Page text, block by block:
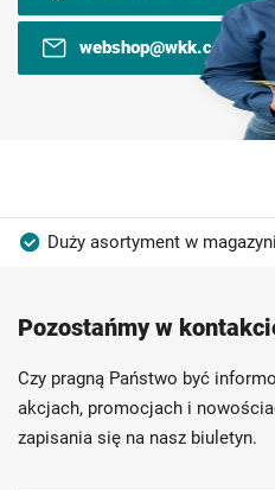
webshop@wkk.com.pl
Duży asortyment w
Szybka dostawa
Ponad 40 lat doświadczenia
Możliwość własnego
Pozostańmy w
Czy pragną Państwo być
akcjach, promocjach i
zapisania się na nasz biuletyn.